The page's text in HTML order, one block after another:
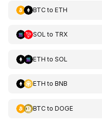
BTCto ETH
SOL to TRX
ETH to SOL
ETH to BNB
BTCto DOGE